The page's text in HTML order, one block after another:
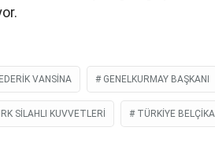
VANSINA GENELKURMAY BAŞKANI
SILAHLI KUVVETLERI TÜRKIYE